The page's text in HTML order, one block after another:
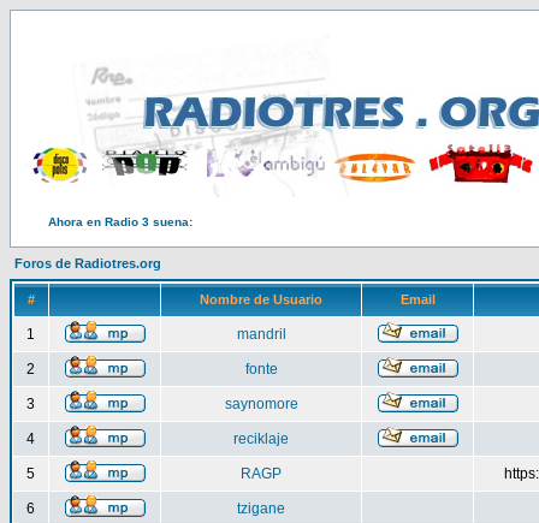
Ahora en Radio 3 suena:
Foros de Radiotres.org
# Nombre de Usuario Email
1 mandril
2 fonte
3 saynomore
4 reciklaje
5 RAGP
6 tzigane